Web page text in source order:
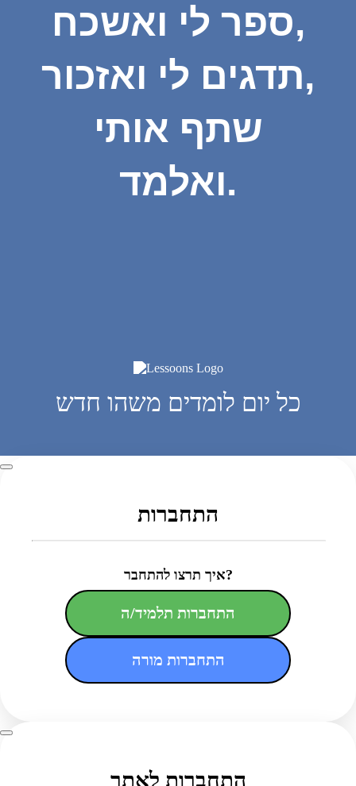
ספר לי ואשכח,
תדגים לי ואזכור,
שתף אותי
ואלמד.
כל יום לומדים משהו חדש
התחברות
איך תרצו להתחבר?
התחברות תלמיד/ה
התחברות מורה
התחברות לאתר